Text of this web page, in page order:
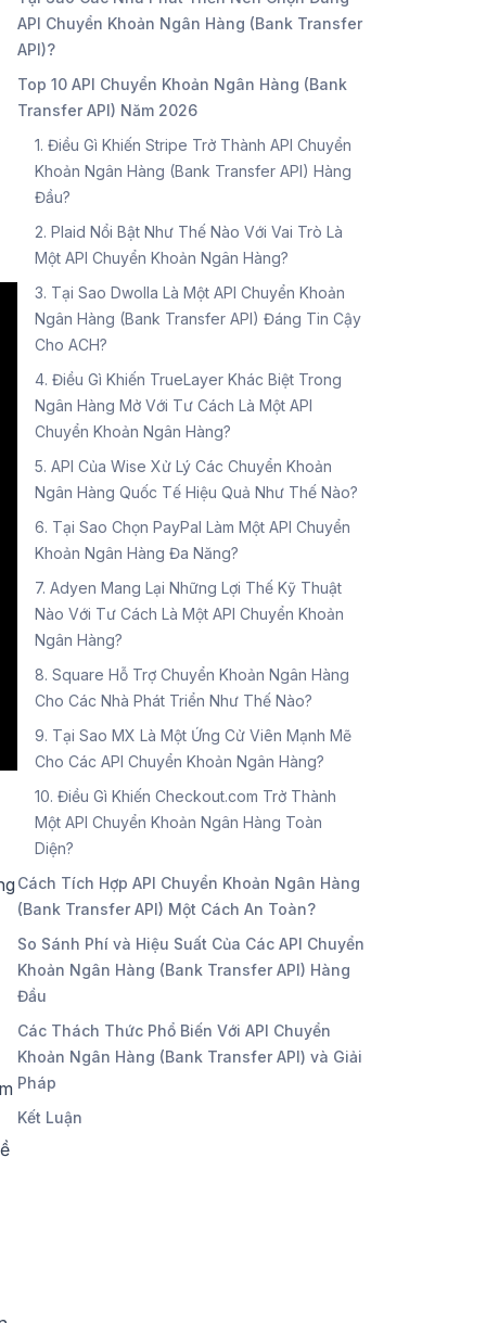
API Chuyển Khoản Ngân Hàng (Bank Transfer
API)?
Top 10 API Chuyển Khoản Ngân Hàng (Bank
Transfer API) Năm 2026
1. Điều Gì Khiến Stripe Trở Thành API Chuyển
Khoản Ngân Hàng (Bank Transfer API) Hàng
Đầu?
2. Plaid Nổi Bật Như Thế Nào Với Vai Trò Là
Một API Chuyển Khoản Ngân Hàng?
3. Tại Sao Dwolla Là Một API Chuyển Khoản
Ngân Hàng (Bank Transfer API) Đáng Tin Cậy
Cho ACH?
4. Điều Gì Khiến TrueLayer Khác Biệt Trong
Ngân Hàng Mở Với Tư Cách Là Một API
Chuyển Khoản Ngân Hàng?
5. API Của Wise Xử Lý Các Chuyển Khoản
Ngân Hàng Quốc Tế Hiệu Quả Như Thế Nào?
6. Tại Sao Chọn PayPal Làm Một API Chuyển
Khoản Ngân Hàng Đa Năng?
7. Adyen Mang Lại Những Lợi Thế Kỹ Thuật
Nào Với Tư Cách Là Một API Chuyển Khoản
Ngân Hàng?
8. Square Hỗ Trợ Chuyển Khoản Ngân Hàng
Cho Các Nhà Phát Triển Như Thế Nào?
9. Tại Sao MX Là Một Ứng Cử Viên Mạnh Mẽ
Cho Các API Chuyển Khoản Ngân Hàng?
10. Điều Gì Khiến Checkout.com Trở Thành
Một API Chuyển Khoản Ngân Hàng Toàn
Diện?
Cách Tích Hợp API Chuyển Khoản Ngân Hàng
(Bank Transfer API) Một Cách An Toàn?
So Sánh Phí và Hiệu Suất Của Các API Chuyển
Khoản Ngân Hàng (Bank Transfer API) Hàng
Đầu
Các Thách Thức Phổ Biến Với API Chuyển
Khoản Ngân Hàng (Bank Transfer API) và Giải
Pháp
Kết Luận